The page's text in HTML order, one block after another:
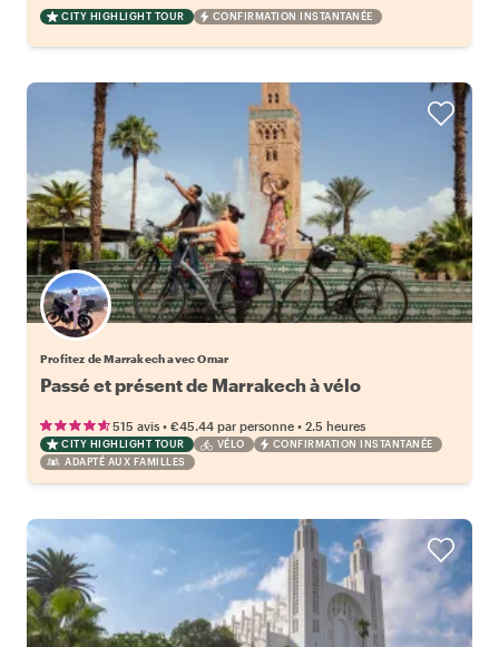
CITY HIGHLIGHT TOUR CONFIRMATION INSTANTANÉE
Profitez de Marrakech avec Omar
Passé et présent de Marrakech à vélo
515 avis • €45.44 par personne • 2.5 heures
CITY HIGHLIGHT TOUR VÉLO
CONFIRMATION INSTANTANÉE
ADAPTÉ AUX FAMILLES